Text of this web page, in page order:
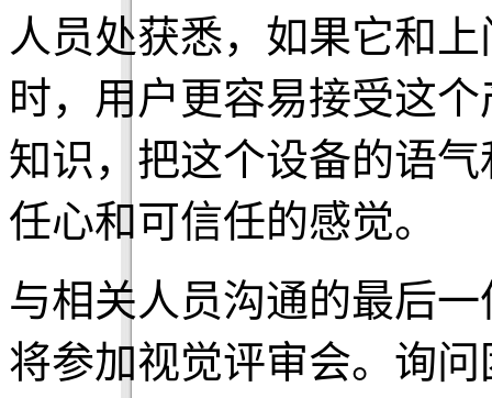
人员处获悉，如果它和
时，用户更容易接受这
知识，把这个设备的语
任心和可信任的感觉。
与相关人员沟通的最后
将参加视觉评审会。询